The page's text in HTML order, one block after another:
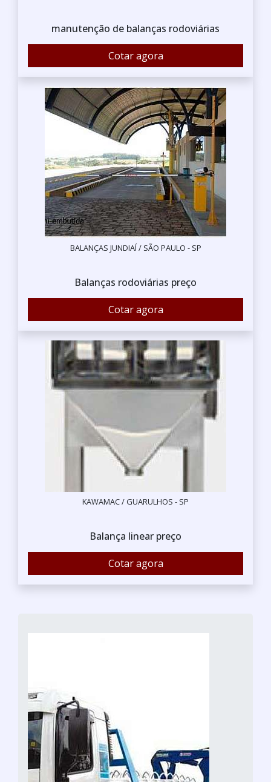
manutenção de balanças rodoviárias
Cotar agora
BALANÇAS JUNDIAÍ / SÃO PAULO - SP
Balanças rodoviárias preço
Cotar agora
KAWAMAC / GUARULHOS - SP
Balança linear preço
Cotar agora